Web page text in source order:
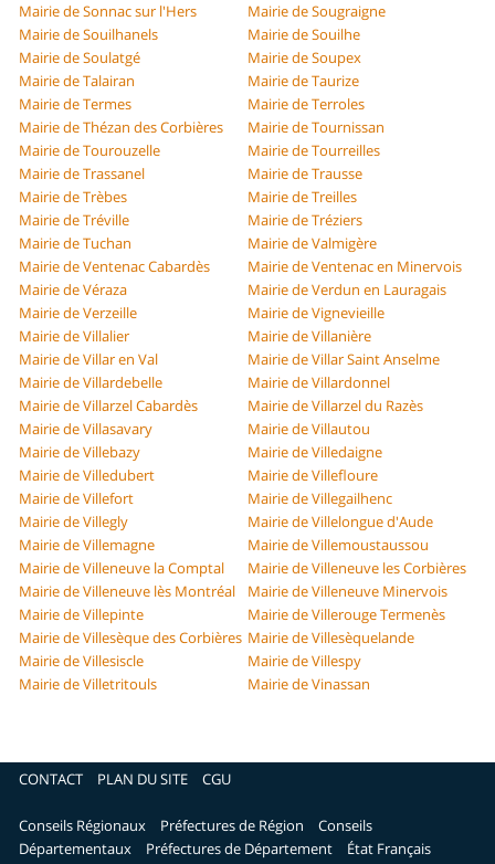
Mairie de Sonnac sur l'Hers
Mairie de Sougraigne
Mairie de Souilhanels
Mairie de Souilhe
Mairie de Soulatgé
Mairie de Soupex
Mairie de Talairan
Mairie de Taurize
Mairie de Termes
Mairie de Terroles
Mairie de Thézan des Corbières
Mairie de Tournissan
Mairie de Tourouzelle
Mairie de Tourreilles
Mairie de Trassanel
Mairie de Trausse
Mairie de Trèbes
Mairie de Treilles
Mairie de Tréville
Mairie de Tréziers
Mairie de Tuchan
Mairie de Valmigère
Mairie de Ventenac Cabardès
Mairie de Ventenac en Minervois
Mairie de Véraza
Mairie de Verdun en Lauragais
Mairie de Verzeille
Mairie de Vignevieille
Mairie de Villalier
Mairie de Villanière
Mairie de Villar en Val
Mairie de Villar Saint Anselme
Mairie de Villardebelle
Mairie de Villardonnel
Mairie de Villarzel Cabardès
Mairie de Villarzel du Razès
Mairie de Villasavary
Mairie de Villautou
Mairie de Villebazy
Mairie de Villedaigne
Mairie de Villedubert
Mairie de Villefloure
Mairie de Villefort
Mairie de Villegailhenc
Mairie de Villegly
Mairie de Villelongue d'Aude
Mairie de Villemagne
Mairie de Villemoustaussou
Mairie de Villeneuve la Comptal
Mairie de Villeneuve les Corbières
Mairie de Villeneuve lès Montréal
Mairie de Villeneuve Minervois
Mairie de Villepinte
Mairie de Villerouge Termenès
Mairie de Villesèque des Corbières Mairie de Villesèquelande
Mairie de Villesiscle
Mairie de Villespy
Mairie de Villetritouls
Mairie de Vinassan
CONTACT PLAN DU SITE CGU
Conseils Régionaux Préfectures de Région
Conseils
Départementaux
Préfectures de Département
État Français